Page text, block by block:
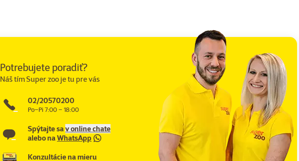
Potrebujete poradiť?
Náš tím Super zoo je tu pre vás
02/20570200
Po–Pi 7:00 – 18:00
Spýtajte sav online chate
alebo naWhatsApp
Konzultácie na mieru